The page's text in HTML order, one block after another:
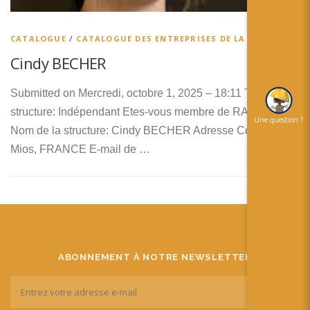
CATALOGUE / CATALOGUE DES ENTREPRISES DE LA RA
Cindy BECHER
Submitted on Mercredi, octobre 1, 2025 – 18:11 Type de
structure: Indépendant Etes-vous membre de RA’pro ? Non
Nom de la structure: Cindy BECHER Adresse Complète:
Mios, FRANCE E-mail de …
ABONNEMENT À NOTRE NEWSLETTER
Une question ?